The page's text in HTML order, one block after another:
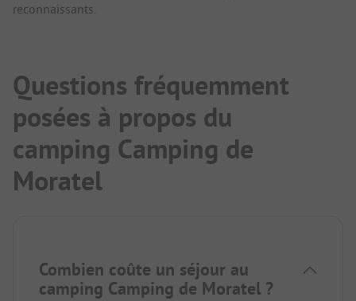
reconnaissants.
Questions fréquemment
posées à propos du
camping Camping de
Moratel
Combien coûte un séjour au
camping Camping de Moratel ?